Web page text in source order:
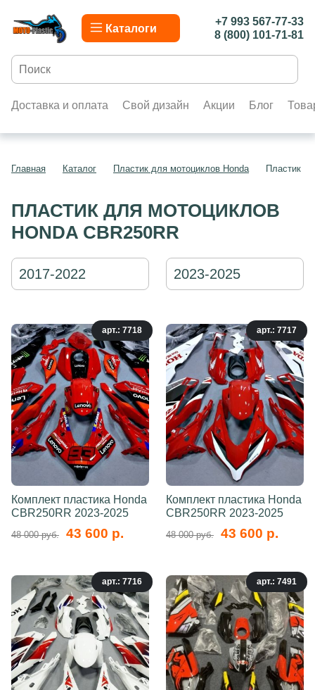
Каталоги
+7 993 567-77-33
8 (800) 101-71-81
Доставка и оплата Свой дизайн Акции Блог
Главная Каталог Пластик для мотоциклов Honda Пластик
ПЛАСТИК ДЛЯ МОТОЦИКЛОВ
HONDA CBR250RR
2017-2022 2023-2025
арт.: 7718
Комплект пластика Honda
CBR250RR 2023-2025
48 000 руб. 43 600 р.
арт.: 7717
Комплект пластика Honda
CBR250RR 2023-2025
48 000 руб. 43 600 р.
арт.: 7716 арт.: 7491